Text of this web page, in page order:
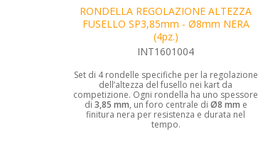
RONDELLA REGOLAZIONE ALTEZZA
FUSELLO SP3,85mm - Ø8mm NERA
(4pz.)
INT1601004
Set di 4 rondelle specifiche per la regolazione
dell’altezza del fusello nei kart da
competizione. Ogni rondella ha uno spessore
di 3,85 mm, un foro centrale di Ø8 mm e
finitura nera per resistenza e durata nel
tempo.